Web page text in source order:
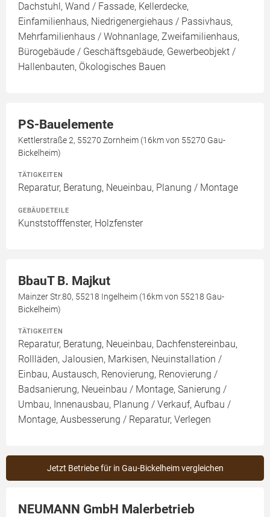
Dachstuhl, Wand / Fassade, Kellerdecke,
Einfamilienhaus, Niedrigenergiehaus / Passivhaus,
Mehrfamilienhaus / Wohnanlage, Zweifamilienhaus,
Bürogebäude / Geschäftsgebäude, Gewerbeobjekt /
Hallenbauten, Ökologisches Bauen
PS-Bauelemente
Kettlerstraße 2, 55270 Zornheim (16km von 55270 Gau-
Bickelheim)
TÄTIGKEITEN
Reparatur, Beratung, Neueinbau, Planung / Montage
GEBÄUDETEILE
Kunststofffenster, Holzfenster
BbauT B. Majkut
Mainzer Str.80, 55218 Ingelheim (16km von 55218 Gau-
Bickelheim)
TÄTIGKEITEN
Reparatur, Beratung, Neueinbau, Dachfenstereinbau,
Rollläden, Jalousien, Markisen, Neuinstallation /
Einbau, Austausch, Renovierung, Renovierung /
Badsanierung, Neueinbau / Montage, Sanierung /
Umbau, Innenausbau, Planung / Verkauf, Aufbau /
Montage, Ausbesserung / Reparatur, Verlegen
Jetzt Betriebe für in Gau-Bickelheim vergleichen
NEUMANN GmbH Malerbetrieb